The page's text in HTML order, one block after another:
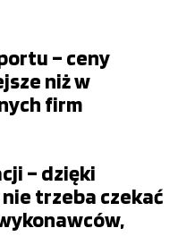
– ceny
niż w
firm
– dzięki
trzeba czekać